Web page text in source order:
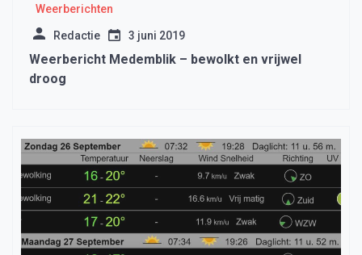
Weerberichten
Redactie 3 juni 2019
Weerbericht Medemblik – bewolkt en vrijwel
droog